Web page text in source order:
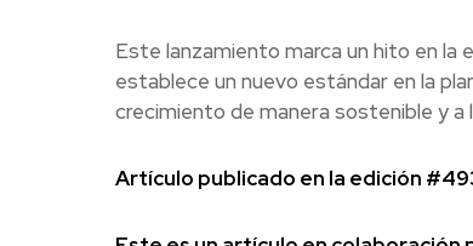
Este lanzamiento marca un hito en la
establece un nuevo estándar en la
crecimiento de manera sostenible y a
Artículo publicado en la edición